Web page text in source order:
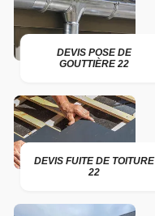
DEVIS POSE DE
GOUTTIÈRE 22
DEVIS FUITE DE TOITURE
22